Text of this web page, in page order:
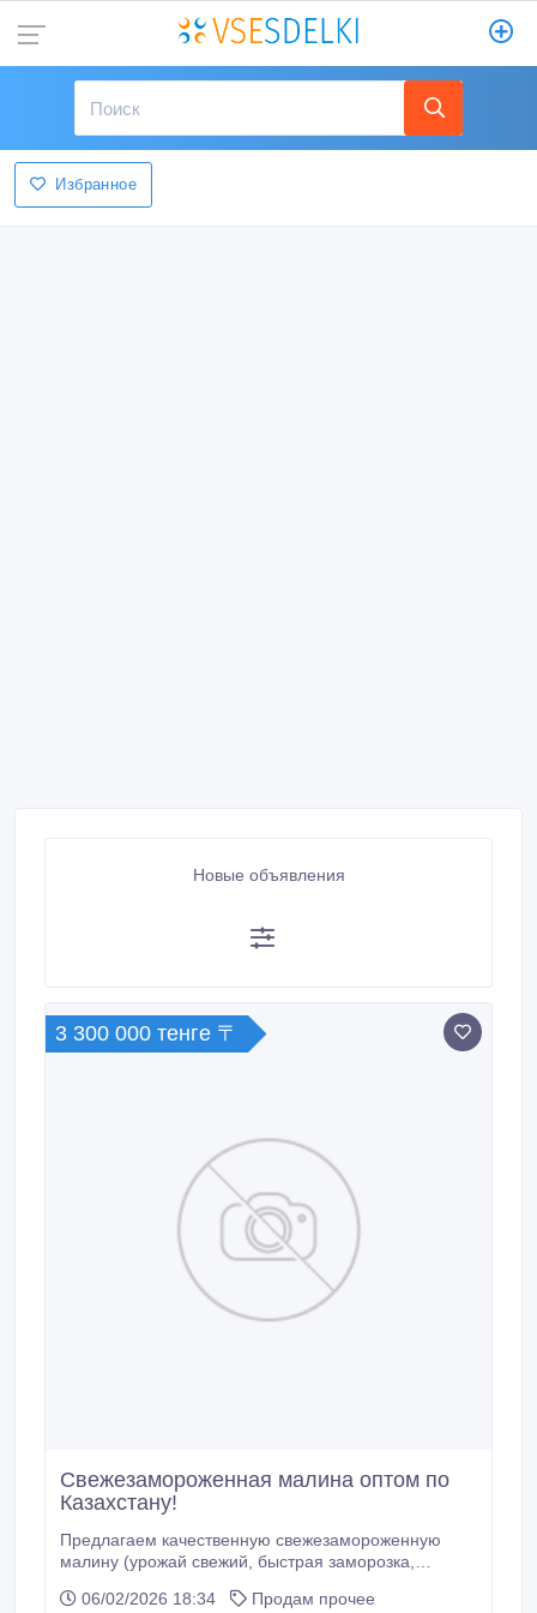
Избранное
Новые объявления
3 300 000 тенге 〒
Свежезамороженная малина оптом по
Казахстану!
Предлагаем качественную свежезамороженную
малину (урожай свежий, быстрая заморозка,
300 000 тг / тонна (с НДС) Доставка по Казахстану:
06/02/2026 18:34
Продам прочее